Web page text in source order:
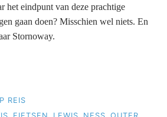
het eindpunt van deze prachtige
gaan doen? Misschien wel niets. En
Stornoway.
REIS